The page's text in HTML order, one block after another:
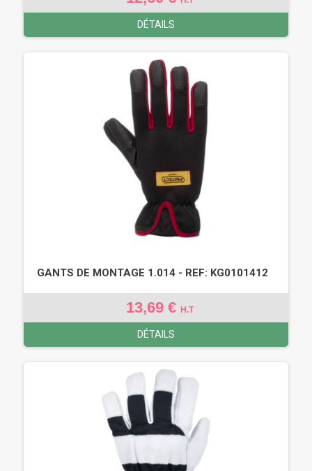
DÉTAILS
GANTS DE MONTAGE 1.014 - REF: KG0101412
13,69 € H.T
DÉTAILS